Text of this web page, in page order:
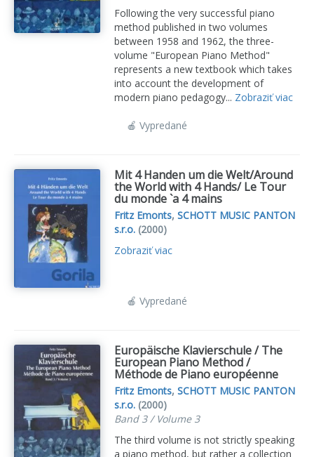
Following the very successful piano
method published in two volumes
between 1958 and 1962, the three-
volume "European Piano Method"
represents a new textbook which takes
into account the development of
modern piano pedagogy... Zobraziť viac
🍎 Vypredané
Mit 4 Handen um die Welt/Around
the World with 4 Hands/ Le Tour
du monde `a 4 mains
Fritz Emonts, SCHOTT MUSIC PANTON
s.r.o.(2000)
Zobraziť viac
🍎 Vypredané
Europäische Klavierschule / The
European Piano Method /
Méthode de Piano européenne
Fritz Emonts, SCHOTT MUSIC PANTON
s.r.o.(2000)
Band 3 / Volume 3
The third volume is not strictly speaking
a piano method, but rather a collection